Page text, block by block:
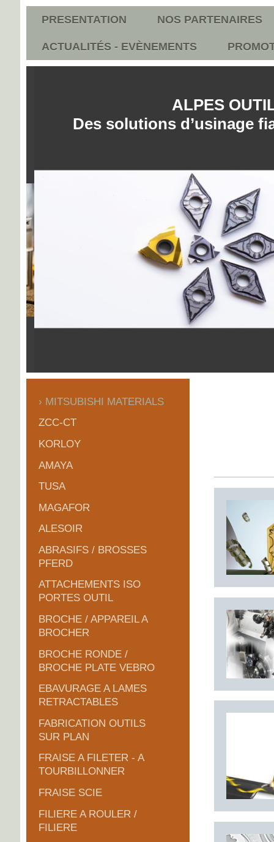
PRESENTATION NOS PARTENAIRES
ACTUALITÉS - EVÈNEMENTS
ALPES
Des solutions d’usinage
MITSUBISHI MATERIALS
ZCC-CT
KORLOY
AMAYA
TUSA
MAGAFOR
ALESOIR
ABRASIFS / BROSSES
PFERD
ATTACHEMENTS ISO
PORTES OUTIL
BROCHE / APPAREIL A
BROCHER
BROCHE RONDE /
BROCHE PLATE VEBRO
EBAVURAGE A LAMES
RETRACTABLES
FABRICATION OUTILS
SUR PLAN
FRAISE A FILETER - A
TOURBILLONNER
FRAISE SCIE
FILIERE A ROULER /
FILIERE